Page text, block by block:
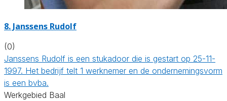
8. Janssens Rudolf
(0)
Janssens Rudolf is een stukadoor die is gestart op 25-11-
1997. Het bedrijf telt 1 werknemer en de ondernemingsvorm
is een bvba.
Werkgebied Baal